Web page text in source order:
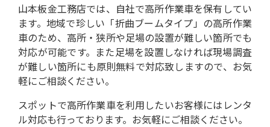
山本板金工務店では、自社で高所作業車を保有してい
ます。 地域で珍しい「折曲ブームタイプ」の高所作業
車のため、高所・狭所や足場の設置が難しい箇所でも
対応が可能です。 また足場を設置しなければ現場調査
が難しい箇所にも原則無料で対応致しますので、お気
軽にご相談ください。
スポットで高所作業車を利用したいお客様にはレンタ
ル対応も行っております。お気軽にご相談ください。